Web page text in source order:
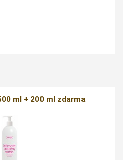
ml + 200 ml zdarma